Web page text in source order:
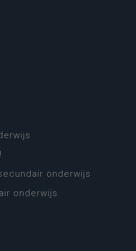
onderwijs
onderwijs